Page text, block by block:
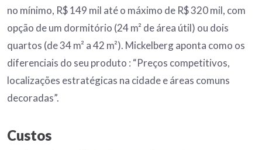
no mínimo, R$ 149 mil até o máximo de R$ 320 mil, com
opção de um dormitório (24 m² de área útil) ou dois
quartos (de 34 m² a 42 m²). Mickelberg aponta como os
diferenciais do seu produto : “Preços competitivos,
localizações estratégicas na cidade e áreas comuns
decoradas”.
Custos